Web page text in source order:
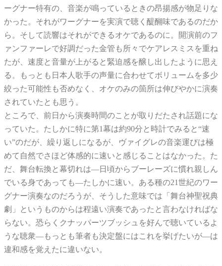
ーグナー特有の、音楽が鳴っているときの昂揚感が物足りな
かった。それがワーグナーを実演で聴く醍醐味であるのだか
ら。そして読響はそれができるオケであるのに。開演前のフ
ァンファーレで好調だった金管も所々でケアレスミスを重ね
たが、速度と音量が上がると緊迫感を醸し出したように思え
る。もっとも日本人歌手の声量に合わせてボリュームを多少
絞った可能性も否めなく、オケのみの箇所は伸びやかに演奏
されていたとも思う。
ところで、前日から演奏時間のことが取りだたされ話題にな
っていた。たしかに特に第1幕は約90分と時計でみると“速
い”のだが、繰り返しになるが、ヴァイグレの音楽運びは極
めて自然でさほど体感的に速いと感じることはなかった。た
だ、舞台転換と幕切れは―日頃からブーレーズに慣れ親しん
でいる身であっても―たしかに速い。ある種の21世紀のワー
グナー演奏なのだろうが、そうした意味では「舞台神聖祝典
劇」というものからは程遠い演奏であったと言わなければな
らない。恐らくクナッパーツブッシュを好んで聴いているよ
うな聴衆―もっとも筆者も決定盤にはこれを挙げたいが―は
違和感を覚えたに違いない。